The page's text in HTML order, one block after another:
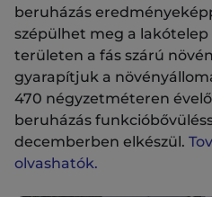
beruházás
szépülhet meg a
területen a fás szárú
gyarapítjuk a
470 négyzetméteren
beruházás
decemberben elkészül.
olvashatók.